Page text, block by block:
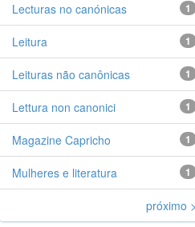
1
Lecturas no canónicas
1
Leitura
1
Leituras não canônicas
1
Lettura non canonici
1
Magazine Capricho
1
Mulheres e literatura
próximo >